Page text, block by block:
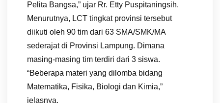
Pelita Bangsa,” ujar Rr. Etty Puspitaningsih.
Menurutnya, LCT tingkat provinsi tersebut
diikuti oleh 90 tim dari 63 SMA/SMK/MA
sederajat di Provinsi Lampung. Dimana
masing-masing tim terdiri dari 3 siswa.
“Beberapa materi yang dilomba bidang
Matematika, Fisika, Biologi dan Kimia,”
jelasnya.